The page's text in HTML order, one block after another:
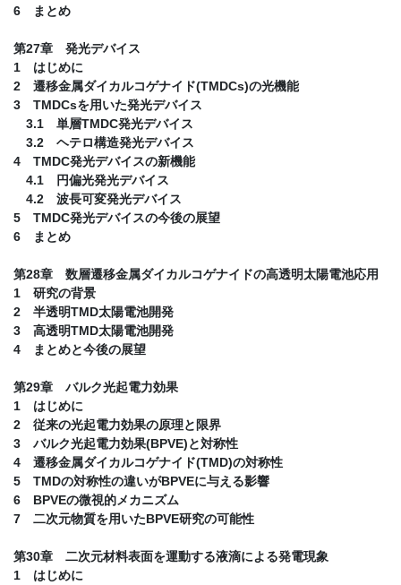
6 まとめ
第27章 発光デバイス
1 はじめに
2 遷移金属ダイカルコゲナイド(TMDCs)の光機能
3 TMDCsを用いた発光デバイス
3.1 単層TMDC発光デバイス
3.2 ヘテロ構造発光デバイス
4 TMDC発光デバイスの新機能
4.1 円偏光発光デバイス
4.2 波長可変発光デバイス
5 TMDC発光デバイスの今後の展望
6 まとめ
第28章 数層遷移金属ダイカルコゲナイドの高透明太陽電池応用
1 研究の背景
2 半透明TMD太陽電池開発
3 高透明TMD太陽電池開発
4 まとめと今後の展望
第29章 バルク光起電力効果
1 はじめに
2 従来の光起電力効果の原理と限界
3 バルク光起電力効果(BPVE)と対称性
4 遷移金属ダイカルコゲナイド(TMD)の対称性
5 TMDの対称性の違いがBPVEに与える影響
6 BPVEの微視的メカニズム
7 二次元物質を用いたBPVE研究の可能性
第30章 二次元材料表面を運動する液滴による発電現象
1 はじめに